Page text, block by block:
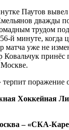
Паутов
дважды
трудом
й минуте, когда
матча уже не
Ковальчук
поражение
Хоккейная
– «СКА-